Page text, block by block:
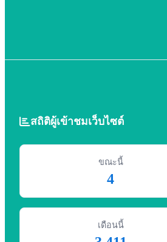
สถิติผู้เข้าชมเว็บไซต์
ขณะนี้
4
เดือนนี้